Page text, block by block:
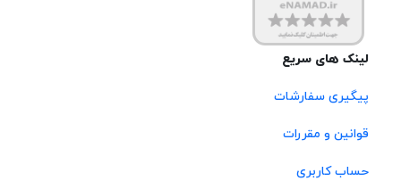
لینک های سریع
پیگیری سفارشات
قوانین و مقررات
حساب کاربری